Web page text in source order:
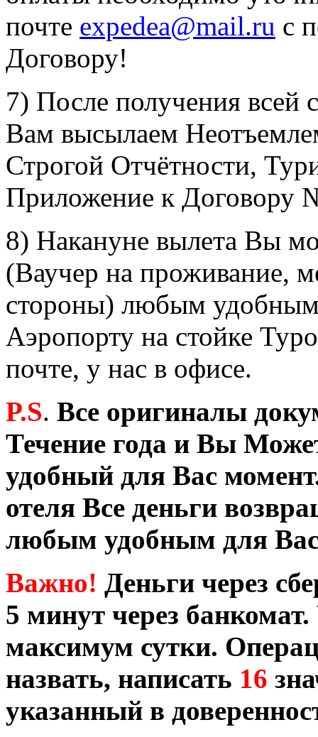
почте expedea@mail.ru с
Договору!
7) После получения
Вам высылаем
Строгой Отчётности,
Приложение к Договору
8) Накануне вылета Вы
(Ваучер на проживание,
стороны) любым
Аэропорту на стойке
почте, у нас в офисе.
P.S. Все оригиналы
Течение года и Вы
удобный для Вас
отеля Все деньги
любым удобным для
Важно! Деньги через
5 минут через
максимум сутки.
назвать, написать 16
указанный в